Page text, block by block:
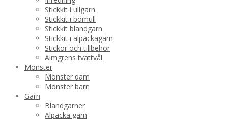
Stickkit i ullgarn
Stickkit i bomull
Stickkit blandgarn
Stickkit i alpackagarn
Stickor och tillbehör
Almgrens tvättvål
Mönster
Mönster dam
Mönster barn
Garn
Blandgarner
Alpacka garn